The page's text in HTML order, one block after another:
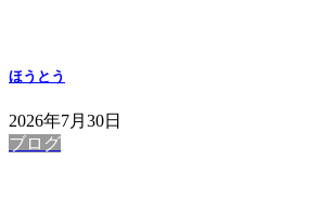
ほうとう
2026年7月30日
ブログ